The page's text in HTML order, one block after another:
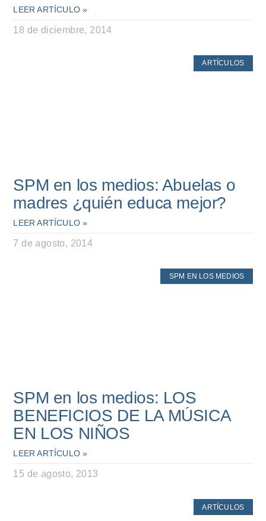
LEER ARTÍCULO »
18 de diciembre, 2014
ARTÍCULOS
SPM en los medios: Abuelas o
madres ¿quién educa mejor?
LEER ARTÍCULO »
7 de agosto, 2014
SPM EN LOS MEDIOS
SPM en los medios: LOS
BENEFICIOS DE LA MÚSICA
EN LOS NIÑOS
LEER ARTÍCULO »
15 de agosto, 2013
ARTÍCULOS